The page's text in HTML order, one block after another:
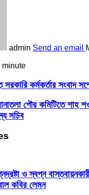
admin Send an email
minute
কর্মকর্তার সংবাদ
পৌর কমিটিতে শাহ
সচিব
ও স্বপ্ন
কবির লেমন